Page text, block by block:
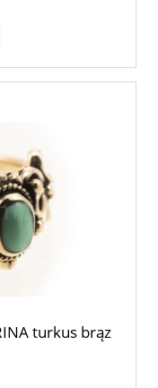
turkus brąz